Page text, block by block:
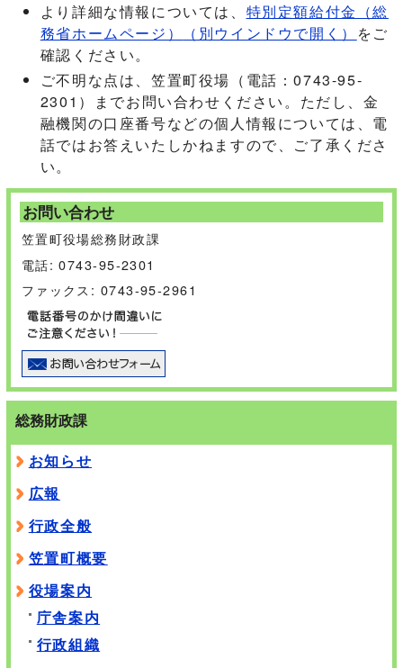
より詳細な情報については、 特別定額給付金（総
務省ホームページ）
（別ウインドウで開く） をご
確認ください。
ご不明な点は、笠置町役場（電話：0743-95-
2301）までお問い合わせください。ただし、金
融機関の口座番号などの個人情報については、電
話ではお答えいたしかねますので、ご了承くださ
い。
お問い合わせ
笠置町役場総務財政課
電話: 0743-95-2301
ファックス: 0743-95-2961
総務財政課
お知らせ
広報
行政全般
笠置町概要
役場案内
庁舎案内
行政組織